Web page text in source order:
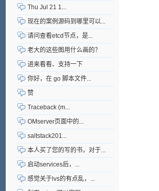
Thu Jul 21 1...
现在的案例源码到哪里可以...
请问查看etcd节点，是...
老大的这些图用什么画的？
进来看看、支持一下
你好，在 go 脚本文件...
赞
Traceback (m...
OMserver页面中的...
saltstack201...
本人买了您的写的书，对于...
启动services后，...
感觉关于lvs的有点乱，...